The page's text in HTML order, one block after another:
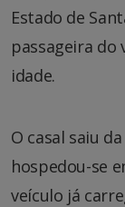
Estado de
passageira do
idade.
O casal saiu
hospedou-se
veículo já